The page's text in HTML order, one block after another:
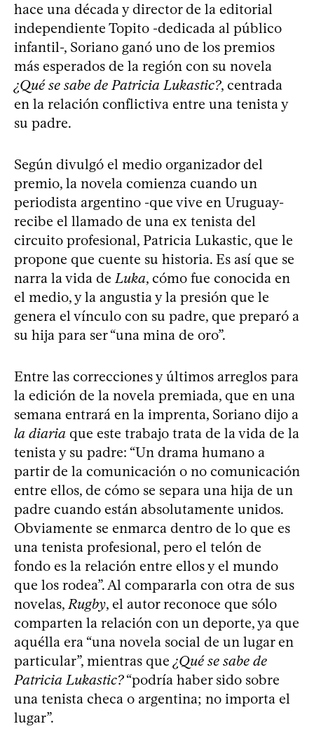
hace una década y director de la editorial
independiente Topito -dedicada al público
infantil-, Soriano ganó uno de los premios
más esperados de la región con su novela
¿Qué se sabe de Patricia Lukastic?, centrada
en la relación conflictiva entre una tenista y
su padre.
Según divulgó el medio organizador del
premio, la novela comienza cuando un
periodista argentino -que vive en Uruguay-
recibe el llamado de una ex tenista del
circuito profesional, Patricia Lukastic, que le
propone que cuente su historia. Es así que se
narra la vida deLuka, cómo fue conocida en
el medio, y la angustia y la presión que le
genera el vínculo con su padre, que preparó a
su hija para ser “una mina de oro”.
Entre las correcciones y últimos arreglos para
la edición de la novela premiada, que en una
semana entrará en la imprenta, Soriano dijo a
la diaria que este trabajo trata de la vida de la
tenista y su padre: “Un drama humano a
partir de la comunicación o no comunicación
entre ellos, de cómo se separa una hija de un
padre cuando están absolutamente unidos.
Obviamente se enmarca dentro de lo que es
una tenista profesional, pero el telón de
fondo es la relación entre ellos y el mundo
que los rodea”. Al compararla con otra de sus
novelas,Rugby, el autor reconoce que sólo
comparten la relación con un deporte, ya que
aquélla era “una novela social de un lugar en
particular”, mientras que¿Qué se sabe de
Patricia Lukastic?“podría haber sido sobre
una tenista checa o argentina; no importa el
lugar”.